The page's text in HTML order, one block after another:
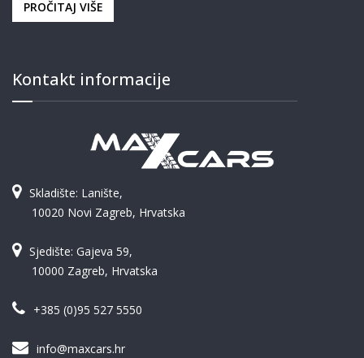
PROČITAJ VIŠE
Kontakt informacije
Skladište: Lanište,
10020 Novi Zagreb, Hrvatska
Sjedište: Gajeva 59,
10000 Zagreb, Hrvatska
+385 (0)95 527 5550
info@maxcars.hr